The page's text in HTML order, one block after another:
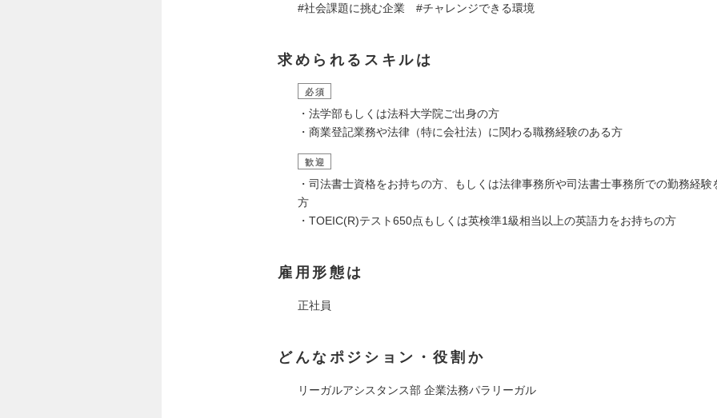
#社会課題に挑む企業 #チャレンジできる環境
求められるスキルは
必須
・法学部もしくは法科大学院ご出身の方
・商業登記業務や法律（特に会社法）に関わる職務経験のある方
歓迎
・司法書士資格をお持ちの方、もしくは法律事務所や司法書士事務所での勤務経験
方
・TOEIC(R)テスト650点もしくは英検準1級相当以上の英語力をお持ちの方
雇用形態は
正社員
どんなポジション・役割か
リーガルアシスタンス部 企業法務パラリーガル